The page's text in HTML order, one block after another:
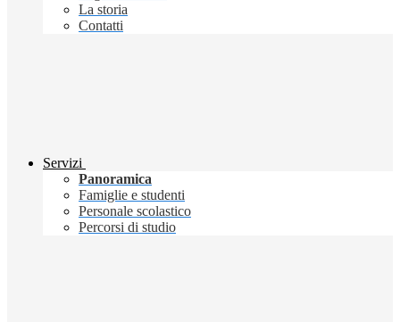
La storia
Contatti
Servizi
Panoramica
Famiglie e studenti
Personale scolastico
Percorsi di studio